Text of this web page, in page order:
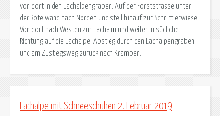
von dort in den Lachalpengraben. Auf der Forststrasse unter
der Rötelwand nach Norden und steil hinauf zur Schnittlerwiese.
Von dort nach Westen zur Lachalm und weiter in südliche
Richtung auf die Lachalpe. Abstieg durch den Lachalpengraben
und am Zustiegsweg zurück nach Krampen.
Lachalpe mit Schneeschuhen 2. Februar 2019